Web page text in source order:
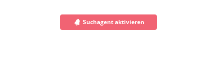
Suchagent aktivieren